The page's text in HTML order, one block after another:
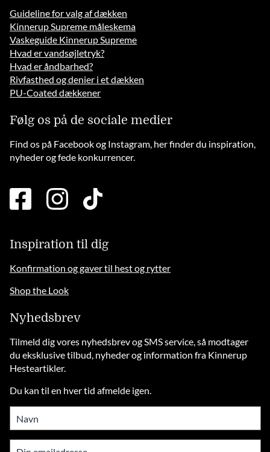
Guideline for valg af dækken
Kinnerup Supreme måleskema
Vaskeguide Kinnerup Supreme
Hvad er vandsøjletryk?
Hvad er åndbarhed?
Rivfasthed og denier i et dækken
PU-Coated dækkener
Følg os på de sociale medier
Find os på Facebook og Instagram, her finder du inspiration,
nyheder og fede konkurrencer.
facebook
square
instagramtiktok
Inspiration til dig
Konfirmation og gaver til hest og rytter
Shop the Look
Nyhedsbrev
Tilmeld dig vores nyhedsbrev og SMS service, så modtager
du eksklusive tilbud, nyheder og information fra Kinnerup
Hesteartikler.
Du kan til en hver tid afmelde igen.